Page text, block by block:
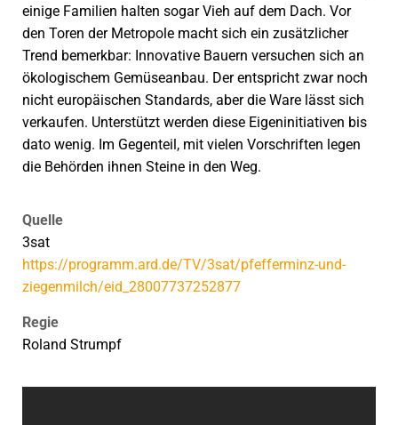
einige Familien halten sogar Vieh auf dem Dach. Vor
den Toren der Metropole macht sich ein zusätzlicher
Trend bemerkbar: Innovative Bauern versuchen sich an
ökologischem Gemüseanbau. Der entspricht zwar noch
nicht europäischen Standards, aber die Ware lässt sich
verkaufen. Unterstützt werden diese Eigeninitiativen bis
dato wenig. Im Gegenteil, mit vielen Vorschriften legen
die Behörden ihnen Steine in den Weg.
Quelle
3sat
https://programm.ard.de/TV/3sat/pfefferminz-und-
ziegenmilch/eid_28007737252877
Regie
Roland Strumpf